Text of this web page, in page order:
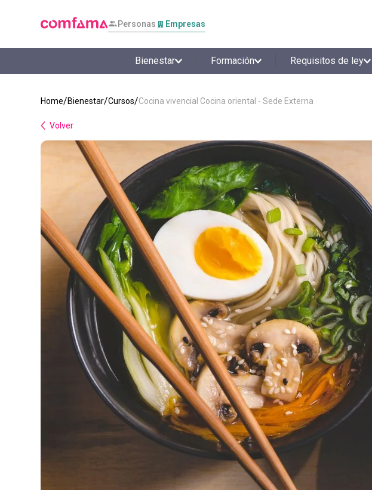
Personas Empresas
Bienestar Formación Requisitos de ley
Bienestar Cursos Cocina vivencial Cocina oriental - Sede Externa
Volver
LO MÁS BUSCADO
1.
smart fit
5
tiqueteras
talleres creativos
8.
salon
9.
refrigerio
10. retiro laboral